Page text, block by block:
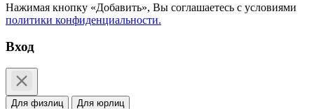
Нажимая кнопку «Добавить», Вы соглашаетесь c условиями
политики конфиденциальности.
Вход
Для физлиц Для юрлиц